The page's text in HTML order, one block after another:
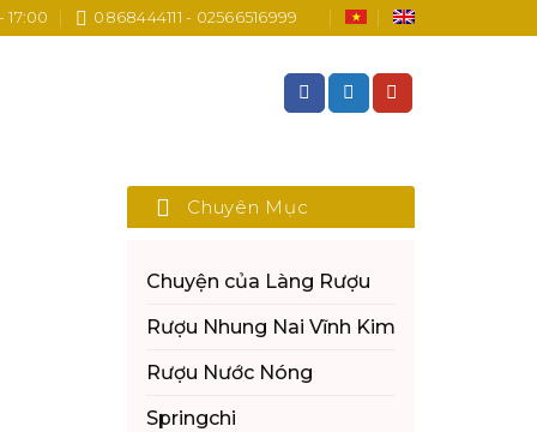
17:00 0868444111 - 02566516999
Chuyên Mục
Chuyện của Làng Rượu
Rượu Nhung Nai Vĩnh Kim
Rượu Nước Nóng
Springchi